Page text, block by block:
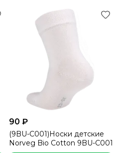
90 ₽
(9BU-C001)Носки детские
Norveg Bio Cotton 9BU-C001